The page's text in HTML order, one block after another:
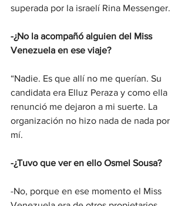
superada por la israelí Rina Messenger.
-¿No la acompañó alguien del Miss
Venezuela en ese viaje?
“Nadie. Es que allí no me querían. Su
candidata era Elluz Peraza y como ella
renunció me dejaron a mi suerte. La
organización no hizo nada de nada por
mí.
-¿Tuvo que ver en ello Osmel Sousa?
-No, porque en ese momento el Miss